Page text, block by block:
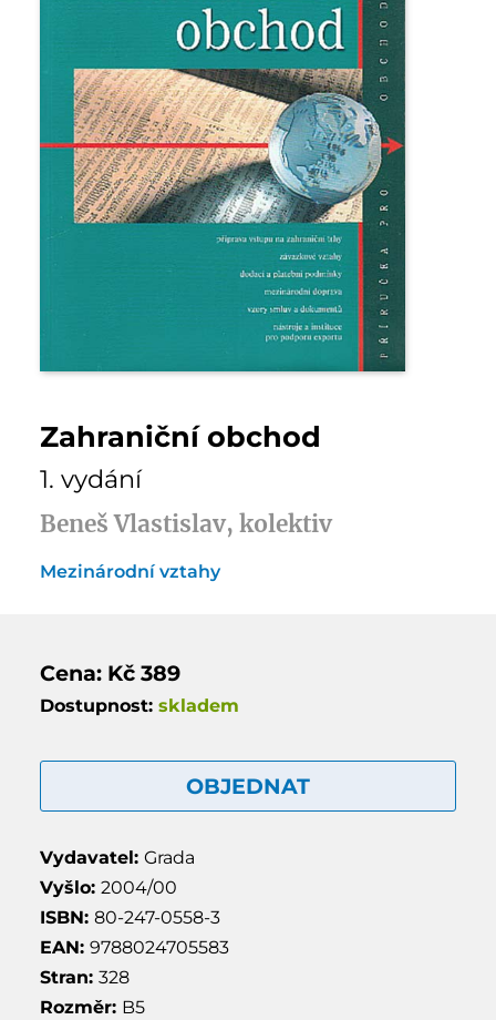
Zahraniční obchod
1. vydání
Beneš Vlastislav, kolektiv
Mezinárodní vztahy
Cena: Kč 389
Dostupnost: skladem
OBJEDNAT
Vydavatel: Grada
Vyšlo: 2004/00
ISBN: 80-247-0558-3
EAN: 9788024705583
Stran: 328
Rozměr: B5